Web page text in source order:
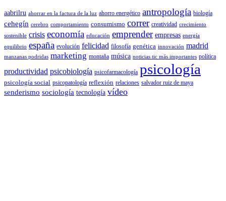
aabrilru ahorrar en la factura de la luz ahorro energético antropología biología
cehegín cerebro comportamiento consumismo correr creatividad crecimiento
sostenible crisis economía educación emprender empresas energía
equilibrio españa evolución felicidad filosofía genética innovación madrid
manzanas podridas marketing montaña música noticias tic más importantes política
productividad psicobiología psicofarmacología psicología
psicología social psicopatología reflexión relaciones salvador ruiz de maya
senderismo sociología tecnología vídeo